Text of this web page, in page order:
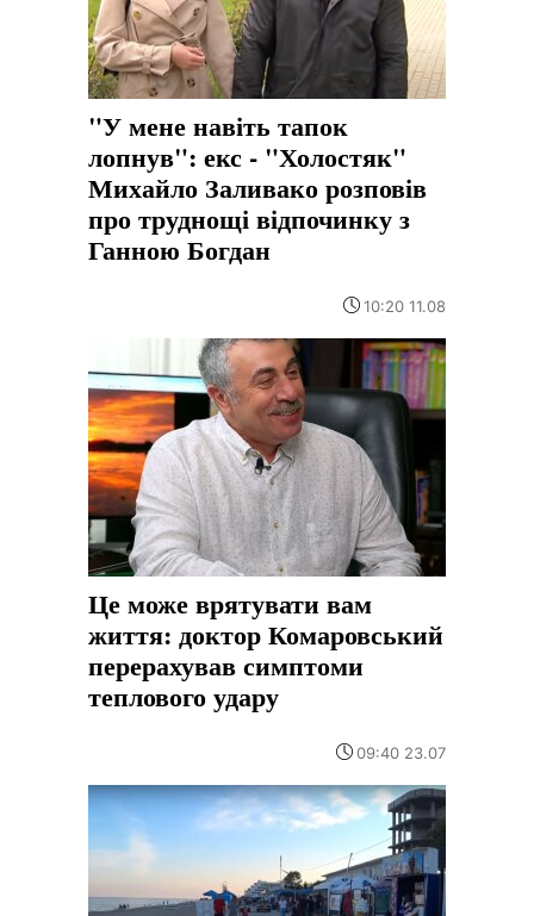
"У мене навіть тапок
лопнув": екс - "Холостяк"
Михайло Заливако розповів
про труднощі відпочинку з
Ганною Богдан
10:20 11.08
Це може врятувати вам
життя: доктор Комаровський
перерахував симптоми
теплового удару
09:40 23.07